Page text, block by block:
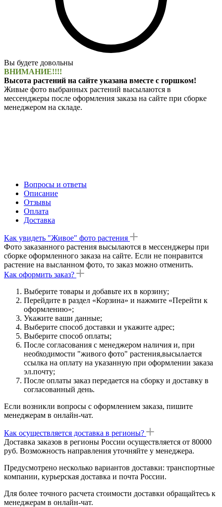
Вы будете довольны
ВНИМАНИЕ!!!!
Высота растений на сайте указана вместе с горшком!
Живые фото выбранных растений высылаются в
мессенджеры после оформления заказа на сайте при сборке
менеджером на складе.
Вопросы и ответы
Описание
Отзывы
Оплата
Доставка
Как увидеть "Живое" фото растения
Фото заказанного растения высылаются в мессенджеры при
сборке оформленного заказа на сайте. Если не понравится
растение на высланном фото, то заказ можно отменить.
Как оформить заказ?
Выберите товары и добавьте их в корзину;
Перейдите в раздел «Корзина» и нажмите «Перейти к
оформлению»;
Укажите ваши данные;
Выберите способ доставки и укажите адрес;
Выберите способ оплаты;
После согласования с менеджером наличия и, при
необходимости "живого фото" растения,высылается
ссылка на оплату на указанную при оформлении заказа
эл.почту;
После оплаты заказ передается на сборку и доставку в
согласованный день.
Если возникли вопросы с оформлением заказа, пишите
менеджерам в онлайн-чат.
Как осуществляется доставка в регионы?
Доставка заказов в регионы России осуществляется от 80000
руб. Возможность направления уточняйте у менеджера.
Предусмотрено несколько вариантов доставки: транспортные
компании, курьерская доставка и почта России.
Для более точного расчета стоимости доставки обращайтесь к
менеджерам в онлайн-чат.